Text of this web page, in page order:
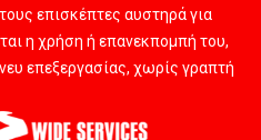
επισκέπτες αυστηρά για
η χρήση ή επανεκπομπή του,
επεξεργασίας, χωρίς γραπτή